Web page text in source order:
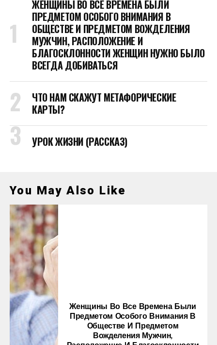
ЖЕНЩИНЫ ВО ВСЕ ВРЕМЕНА БЫЛИ
ПРЕДМЕТОМ ОСОБОГО ВНИМАНИЯ В
ОБЩЕСТВЕ И ПРЕДМЕТОМ ВОЖДЕЛЕНИЯ
МУЖЧИН, РАСПОЛОЖЕНИЕ И
БЛАГОСКЛОННОСТИ ЖЕНЩИН НУЖНО БЫЛО
ВСЕГДА ДОБИВАТЬСЯ
ЧТО НАМ СКАЖУТ МЕТАФОРИЧЕСКИЕ
КАРТЫ?
УРОК ЖИЗНИ (РАССКАЗ)
You May Also Like
Женщины Во Все Времена Были
Предметом Особого Внимания В
Обществе И Предметом
Вожделения Мужчин,